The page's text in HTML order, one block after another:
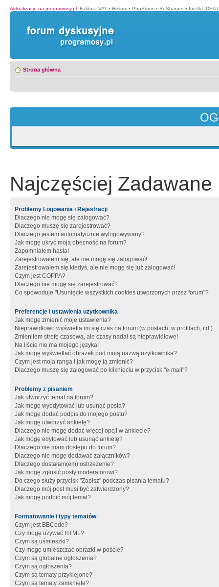
Aktualizacje na programosy.pl: Faktura VAT • Helium • PhpStorm • ReSharper • IntelliJ IDEA
Strona główna
Najczęściej Zadawane
Problemy Logowania i Rejestracji
Dlaczego nie mogę się zalogować?
Dlaczego muszę się zarejestrować?
Dlaczego jestem automatycznie wylogowywany?
Jak mogę ukryć moją obecność na forum?
Zapomniałem hasła!
Zarejestrowałem się, ale nie mogę się zalogować!
Zarejestrowałem się kiedyś, ale nie mogę się już zalogować!
Czym jest COPPA?
Dlaczego nie mogę się zarejestrować?
Co spowoduje "Usunięcie wszystkich cookies utworzonych przez forum"?
Preferencje i ustawienia użytkownika
Jak mogę zmienić moje ustawienia?
Nieprawidłowo wyświetla mi się czas na forum (w postach, w profilach, itd.)
Zmieniłem strefę czasową, ale czasy nadal są nieprawidłowe!
Na liście nie ma mojego języka!
Jak mogę wyświetlać obrazek pod moją nazwą użytkownika?
Czym jest moja ranga i jak mogę ją zmienić?
Dlaczego muszę się zalogować po kliknięciu w przycisk "e-mail"?
Problemy z pisaniem
Jak utworzyć temat na forum?
Jak mogę wyedytować lub usunąć posta?
Jak mogę dodać podpis do mojego postu?
Jak mogę utworzyć ankietę?
Dlaczego nie mogę dodać więcej opcji w ankiecie?
Jak mogę edytować lub usunąć ankietę?
Dlaczego nie mam dostępu do forum?
Dlaczego nie mogę dodawać załączników?
Dlaczego dostałam(em) ostrzeżenie?
Jak mogę zgłosić posty moderatorowi?
Do czego służy przycisk "Zapisz" podczas pisania tematu?
Dlaczego mój post musi być zatwierdzony?
Jak mogę podbić mój temat?
Formatowanie i typy tematów
Czym jest BBCode?
Czy mogę używać HTML?
Czym są uśmieszki?
Czy mogę umieszczać obrazki w poście?
Czym są globalne ogłoszenia?
Czym są ogłoszenia?
Czym są tematy przyklejone?
Czym są tematy zamknięte?